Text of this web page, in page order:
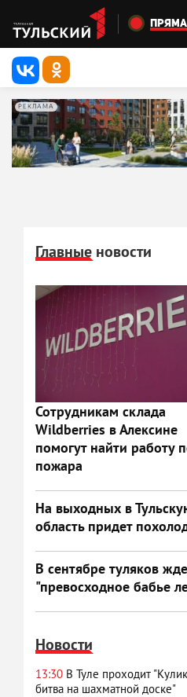
Перейти к основному содержанию
РЕКЛАМА
Главные новости
Сотрудникам склада
Wildberries в Алексине
помогут найти работу
пожара
На выходных в
область придет
В сентябре туляков
"превосходное бабье
Новости
13:30 В Туле проходит
битва на шахматной доске"